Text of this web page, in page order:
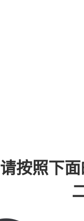
请按照下